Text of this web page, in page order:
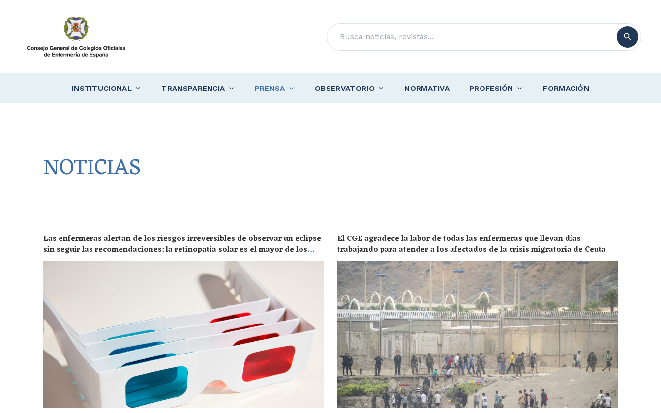
Buscar
INSTITUCIONAL TRANSPARENCIA PRENSA OBSERVATORIO NORMATIVA PROFESIÓN FORMACIÓN
NOTICIAS
Las enfermeras alertan de los riesgos irreversibles de observar un eclipse
sin seguir las recomendaciones: la retinopatía solar es el mayor de los
peligros
El CGE agradece la labor de todas las enfermeras que llevan días
trabajando para atender a los afectados de la crisis migratoria de Ceuta